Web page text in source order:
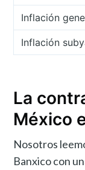
Inflación
Inflación
La
México
Nosotros
Banxico con